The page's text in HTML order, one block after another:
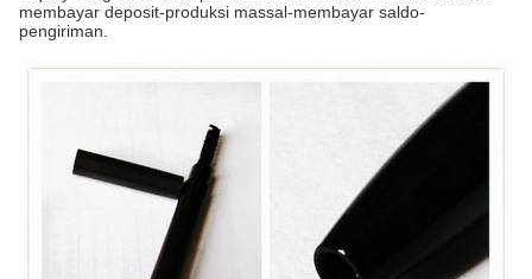
membayar deposit-produksi massal-membayar saldo-
pengiriman.